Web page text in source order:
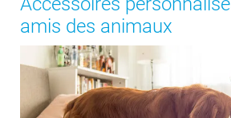
amis des animaux